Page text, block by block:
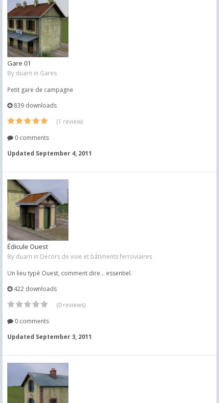
Gare 01
By duarn in Gares
Petit gare de campagne
839 downloads
(1 review)
0 comments
Updated September 4, 2011
Édicule Ouest
By duarn in Décors de voie et bâtiments ferroviaires
Un lieu typé Ouest, comment dire... essentiel.
422 downloads
(0 reviews)
0 comments
Updated September 3, 2011